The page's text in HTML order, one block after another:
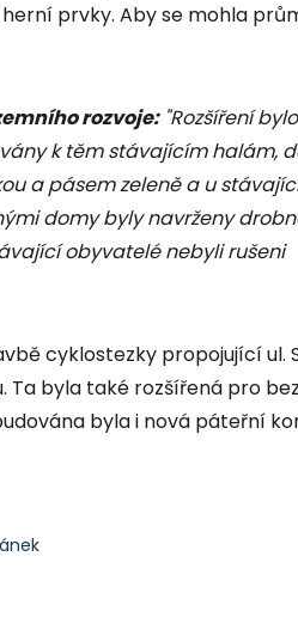
prvky. Aby se mohla
rozvoje:"Rozšíření
k těm stávajícím halám,
a pásem zeleně a u
domy byly navrženy
obyvatelé nebyli rušeni
cyklostezky propojující ul.
Ta byla také rozšířená pro
byla i nová páteřní